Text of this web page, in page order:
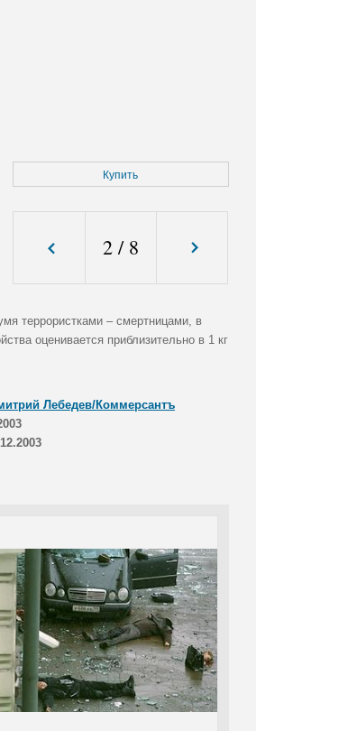
Купить
2/ 8
террористками – смертницами, в
оценивается приблизительно в 1 кг
Лебедев/Коммерсантъ